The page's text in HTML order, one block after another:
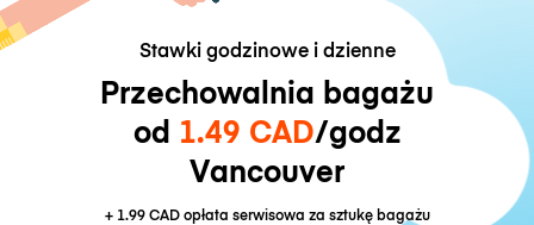
Stawki godzinowe i dzienne
Przechowalnia bagażu
od 1.49 CAD/godz
Vancouver
+ 1.99 CADopłata serwisowa za sztukę bagażu